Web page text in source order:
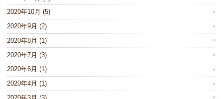
2020年10月 (5)
2020年9月 (2)
2020年8月 (1)
2020年7月 (3)
2020年6月 (1)
2020年4月 (1)